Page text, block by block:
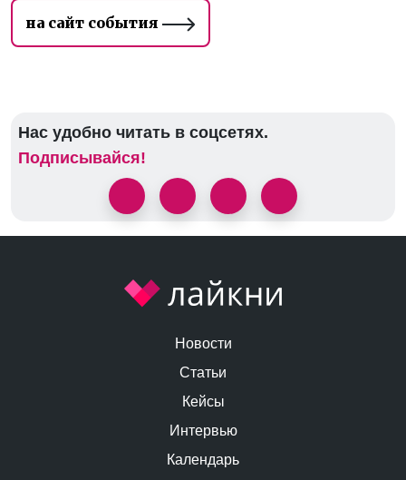
на сайт события
Нас удобно читать в соцсетях.
Подписывайся!
Новости
Статьи
Кейсы
Интервью
Календарь